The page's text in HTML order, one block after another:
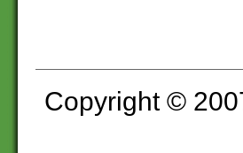
Copyright ©